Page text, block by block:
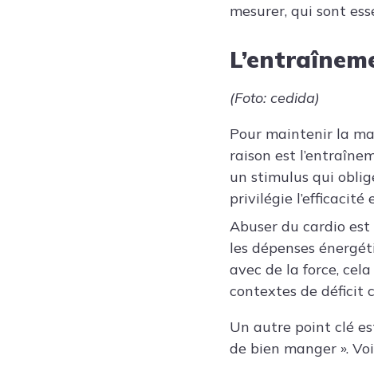
mesurer, qui sont
(Foto: cedida)
Pour maintenir la
raison est
un stimulus qui
privilégie l’efficacité
Abuser du cardio
les dépenses
avec de la force,
contextes de déficit
Un autre point clé
de bien manger ».